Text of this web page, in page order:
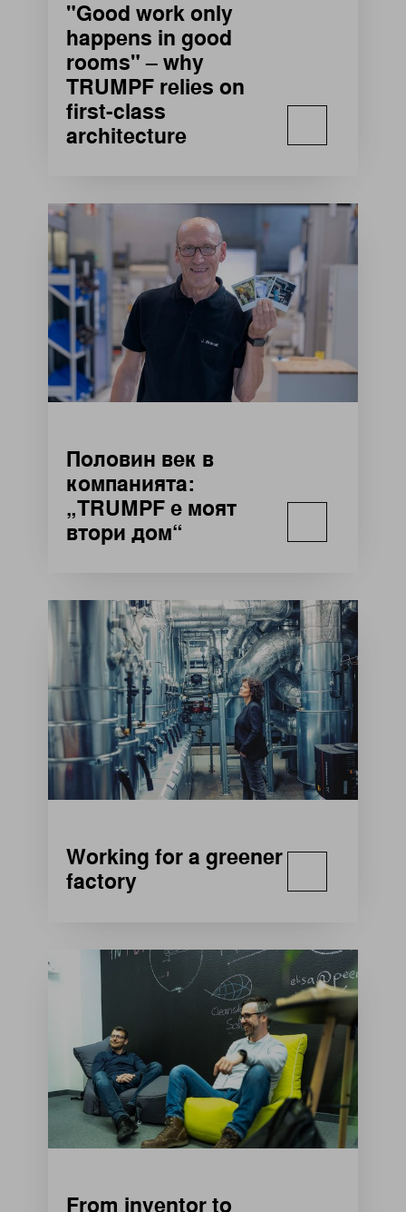
"Good work only
happens in good
rooms" – why
TRUMPF relies on
first-class
architecture
Половин век в
компанията:
„TRUMPF е моят
втори дом“
Working for a greener
factory
From inventor to